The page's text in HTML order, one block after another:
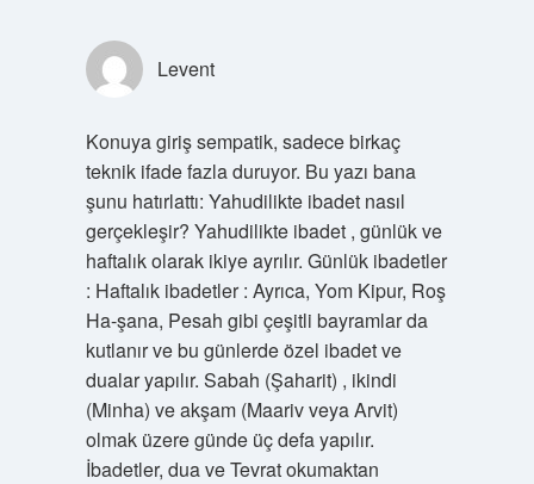
Levent
Konuya giriş sempatik, sadece birkaç
teknik ifade fazla duruyor. Bu yazı bana
şunu hatırlattı: Yahudilikte ibadet nasıl
gerçekleşir? Yahudilikte ibadet , günlük ve
haftalık olarak ikiye ayrılır. Günlük ibadetler
: Haftalık ibadetler : Ayrıca, Yom Kipur, Roş
Ha-şana, Pesah gibi çeşitli bayramlar da
kutlanır ve bu günlerde özel ibadet ve
dualar yapılır. Sabah (Şaharit) , ikindi
(Minha) ve akşam (Maariv veya Arvit)
olmak üzere günde üç defa yapılır.
İbadetler, dua ve Tevrat okumaktan